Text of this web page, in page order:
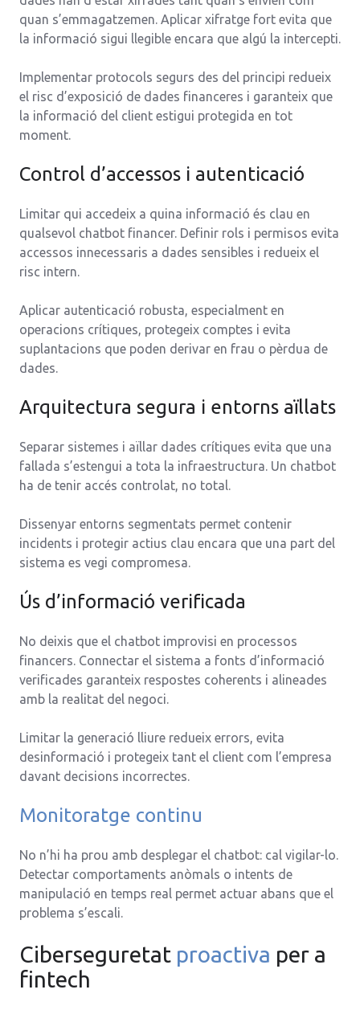
quan s’emmagatzemen. Aplicar xifratge fort evita que
la informació sigui llegible encara que algú la intercepti.
Implementar protocols segurs des del principi redueix
el risc d’exposició de dades financeres i garanteix que
la informació del client estigui protegida en tot
moment.
Control d’accessos i autenticació
Limitar qui accedeix a quina informació és clau en
qualsevol chatbot financer. Definir rols i permisos evita
accessos innecessaris a dades sensibles i redueix el
risc intern.
Aplicar autenticació robusta, especialment en
operacions crítiques, protegeix comptes i evita
suplantacions que poden derivar en frau o pèrdua de
dades.
Arquitectura segura i entorns aïllats
Separar sistemes i aïllar dades crítiques evita que una
fallada s’estengui a tota la infraestructura. Un chatbot
ha de tenir accés controlat, no total.
Dissenyar entorns segmentats permet contenir
incidents i protegir actius clau encara que una part del
sistema es vegi compromesa.
Ús d’informació verificada
No deixis que el chatbot improvisi en processos
financers. Connectar el sistema a fonts d’informació
verificades garanteix respostes coherents i alineades
amb la realitat del negoci.
Limitar la generació lliure redueix errors, evita
desinformació i protegeix tant el client com l’empresa
davant decisions incorrectes.
Monitoratge continu
No n’hi ha prou amb desplegar el chatbot: cal vigilar-lo.
Detectar comportaments anòmals o intents de
manipulació en temps real permet actuar abans que el
problema s’escali.
Ciberseguretat proactiva per a
fintech